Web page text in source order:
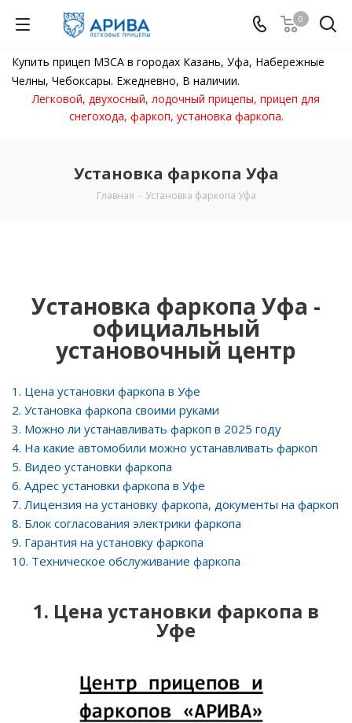
0
Купить прицеп МЗСА в городах Казань, Уфа, Набережные
Челны, Чебоксары. Ежедневно, В наличии.
Легковой, двухосный, лодочный прицепы, прицеп для
снегохода, фаркоп, установка фаркопа.
Установка фаркопа Уфа
Главная - Установка фаркопа Уфа
Установка фаркопа Уфа -
официальный
установочный центр
1. Цена установки фаркопа в Уфе
2. Установка фаркопа своими руками
3. Можно ли устанавливать фаркоп в 2025 году
4. На какие автомобили можно устанавливать фаркоп
5. Видео установки фаркопа
6. Адрес установки фаркопа в Уфе
7. Лицензия на установку фаркопа, документы на фаркоп
8. Блок согласования электрики фаркопа
9. Гарантия на установку фаркопа
10. Техническое обслуживание фаркопа
1. Цена установки фаркопа в
Уфе